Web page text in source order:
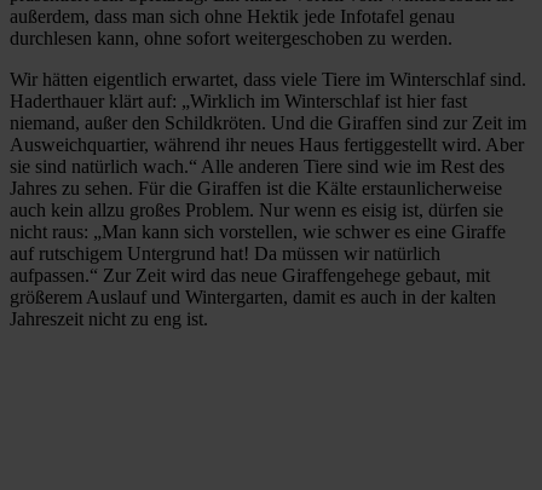
außerdem, dass man sich ohne Hektik jede Infotafel genau
durchlesen kann, ohne sofort weitergeschoben zu werden.
Wir hätten eigentlich erwartet, dass viele Tiere im Winterschlaf sind.
Haderthauer klärt auf: „Wirklich im Winterschlaf ist hier fast
niemand, außer den Schildkröten. Und die Giraffen sind zur Zeit im
Ausweichquartier, während ihr neues Haus fertiggestellt wird. Aber
sie sind natürlich wach.“ Alle anderen Tiere sind wie im Rest des
Jahres zu sehen. Für die Giraffen ist die Kälte erstaunlicherweise
auch kein allzu großes Problem. Nur wenn es eisig ist, dürfen sie
nicht raus: „Man kann sich vorstellen, wie schwer es eine Giraffe
auf rutschigem Untergrund hat! Da müssen wir natürlich
aufpassen.“ Zur Zeit wird das neue Giraffengehege gebaut, mit
größerem Auslauf und Wintergarten, damit es auch in der kalten
Jahreszeit nicht zu eng ist.